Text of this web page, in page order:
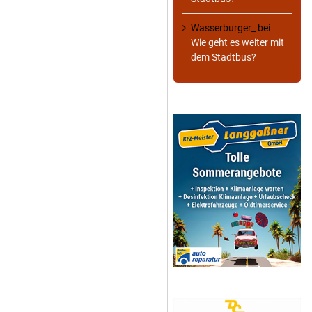
Wasserburger_
bei
Wie geht es weiter mit
dem Stadtbus?